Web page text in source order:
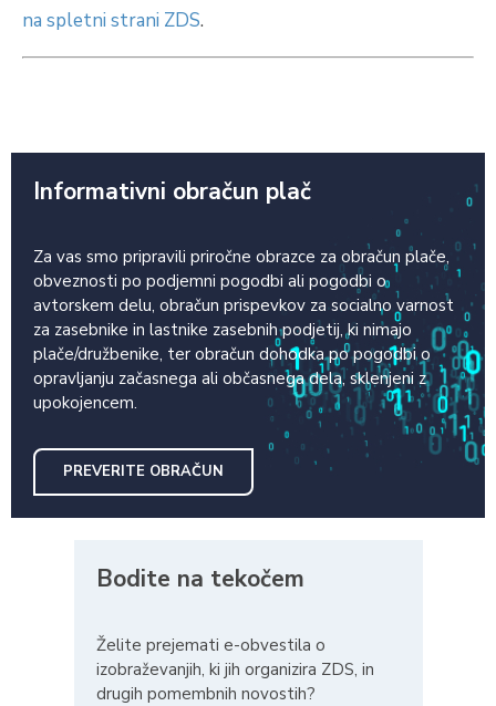
na spletni strani ZDS.
Informativni obračun plač
Za vas smo pripravili priročne obrazce za obračun plače,
obveznosti po podjemni pogodbi ali pogodbi o
avtorskem delu, obračun prispevkov za socialno varnost
za zasebnike in lastnike zasebnih podjetij, ki nimajo
plače/družbenike, ter obračun dohodka po pogodbi o
opravljanju začasnega ali občasnega dela, sklenjeni z
upokojencem.
PREVERITE OBRAČUN
Bodite na tekočem
Želite prejemati e-obvestila o
izobraževanjih, ki jih organizira ZDS, in
drugih pomembnih novostih?